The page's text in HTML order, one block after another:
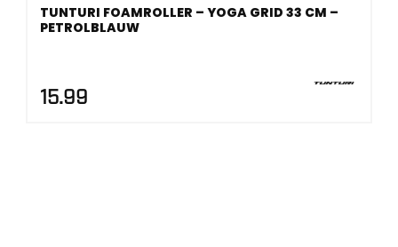
TUNTURI FOAMROLLER – YOGA GRID 33 CM –
PETROLBLAUW
15.99